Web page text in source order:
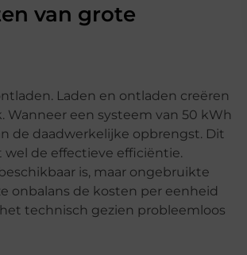
van grote
Laden en ontladen creëren
een systeem van 50 kWh
de daadwerkelijke opbrengst. Dit
de effectieve efficiëntie.
is, maar ongebruikte
onbalans de kosten per eenheid
technisch gezien probleemloos